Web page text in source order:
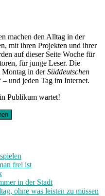
machen den Alltag in der
mit ihren Projekten und ihrer
auf dieser Seite Woche für
für junge Leser. Die
Montag in derSüddeutschen
– und jeden Tag im Internet.
Publikum wartet!
frei ist
in der Stadt
ohne was leisten zu müssen